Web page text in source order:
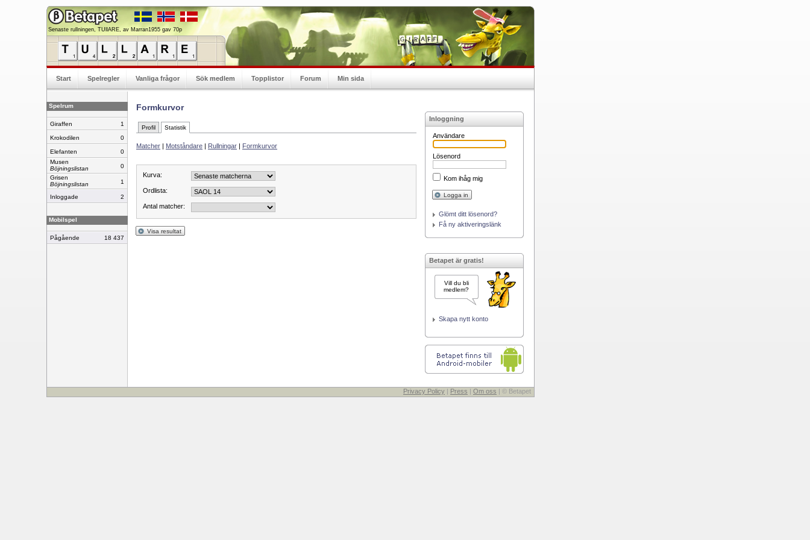
Senaste rullningen, TUllARE, av Marran1955 gav 70p
Start Spelregler Vanliga frågor Sök medlem Topplistor Forum Min sida
Spelrum
Giraffen 1
Krokodilen 0
Elefanten
0
Musen
Böjningslistan
0
Grisen
Böjningslistan
1
Inloggade 2
Mobilspel
Pågående 18 437
Formkurvor
Profil Statistik
Matcher | Motståndare | Rullningar | Formkurvor
Kurva:
Ordlista:
Antal matcher:
Visa resultat
Inloggning
Användare
Lösenord
Kom ihåg mig
Logga in
Glömt ditt lösenord?
Få ny aktiveringslänk
Betapet är gratis!
Vill du bli
medlem?
Skapa nytt konto
Privacy Policy | Press | Om oss | © Betapet